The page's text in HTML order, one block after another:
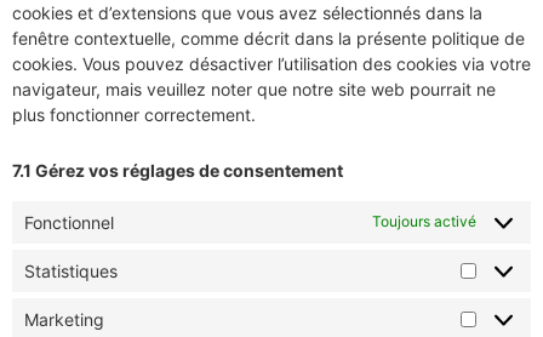
cookies et d’extensions que vous avez sélectionnés dans la
fenêtre contextuelle, comme décrit dans la présente politique de
cookies. Vous pouvez désactiver l’utilisation des cookies via votre
navigateur, mais veuillez noter que notre site web pourrait ne
plus fonctionner correctement.
7.1 Gérez vos réglages de consentement
Fonctionnel Toujours activé
Statistiques
Marketing